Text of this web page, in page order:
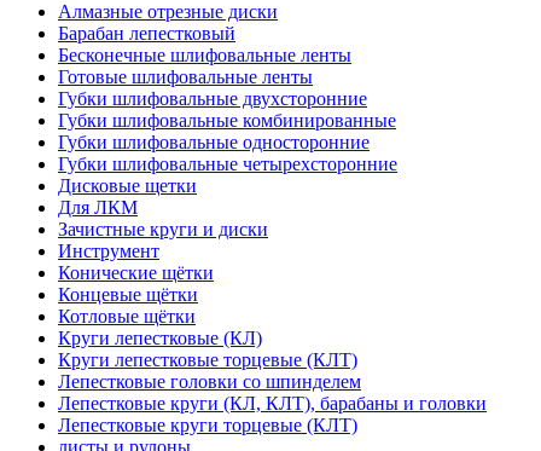
Алмазные отрезные диски
Барабан лепестковый
Бесконечные шлифовальные ленты
Готовые шлифовальные ленты
Губки шлифовальные двухсторонние
Губки шлифовальные комбинированные
Губки шлифовальные односторонние
Губки шлифовальные четырехсторонние
Дисковые щетки
Для ЛКМ
Зачистные круги и диски
Инструмент
Конические щётки
Концевые щётки
Котловые щётки
Круги лепестковые (КЛ)
Круги лепестковые торцевые (КЛТ)
Лепестковые головки со шпинделем
Лепестковые круги (КЛ, КЛТ), барабаны и головки
Лепестковые круги торцевые (КЛТ)
листы и рулоны